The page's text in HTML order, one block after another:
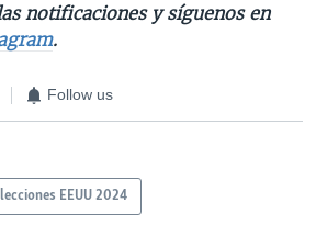
notificaciones y síguenos en
.
Follow us
EEUU 2024